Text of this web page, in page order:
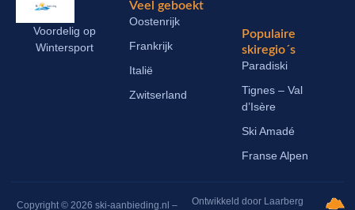
Voordelig op
Wintersport
Veel geboekt
Oostenrijk
Frankrijk
Italië
Zwitserland
Populaire
skiregio´s
Paradiski
Tignes – Val
d’Isère
Ski Amadé
Franse Alpen
Copyright © 2026 ski-aanbieding.nl – Ontwikkeld door Laarberg